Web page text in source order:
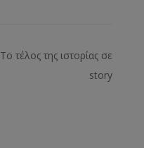
Το τέλος της ιστορίας σε
story